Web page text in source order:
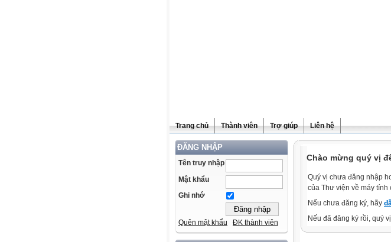
Trang chủ Thành viên Trợ giúp Liên hệ
ĐĂNG NHẬP
Tên truy nhập
Mật khẩu
Ghi nhớ
Quên mật khẩu ĐK thành viên
Chào mừng quý vị
Quý vị chưa đăng nhập
của Thư viện về máy tính
Nếu chưa đăng ký, hãy
Nếu đã đăng ký rồi, quý